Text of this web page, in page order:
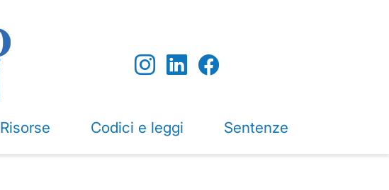
Risorse Codici e leggi Sentenze